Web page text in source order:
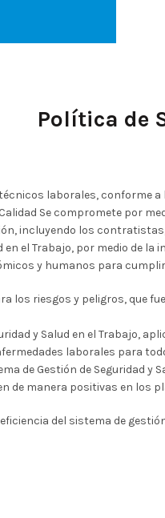
Política de
laborales,
Se compromete por
incluyendo los
el Trabajo, por medio de la
y humanos para
los riesgos y peligros, que
y Salud en el Trabajo,
laborales para
de Gestión de Seguridad y
manera positivas en los
del sistema de